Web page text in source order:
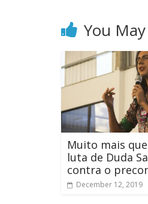
You
Muito mais
luta de Duda
contra o
December 12, 2019